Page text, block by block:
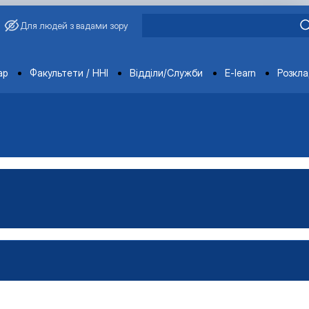
Для людей з вадами зору
Факультети / ННІ Відділи/Служби E-learn